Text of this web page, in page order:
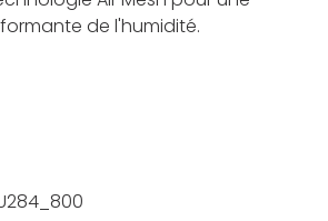
de l'humidité.